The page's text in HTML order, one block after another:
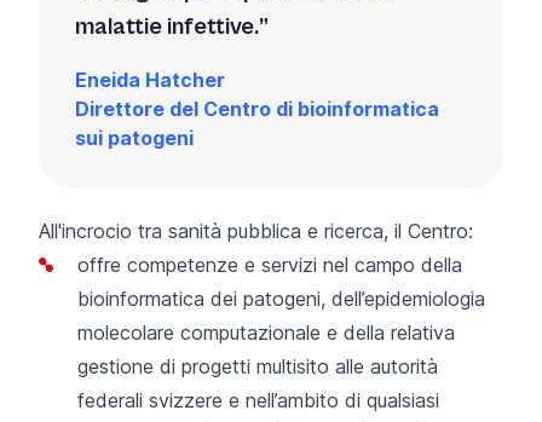
malattie infettive.
Eneida Hatcher
Direttore del Centro di bioinformatica
sui patogeni
All'incrocio tra sanità pubblica e ricerca, il Centro:
offre competenze e servizi nel campo della
bioinformatica dei patogeni, dell’epidemiologia
molecolare computazionale e della relativa
gestione di progetti multisito alle autorità
federali svizzere e nell’ambito di qualsiasi